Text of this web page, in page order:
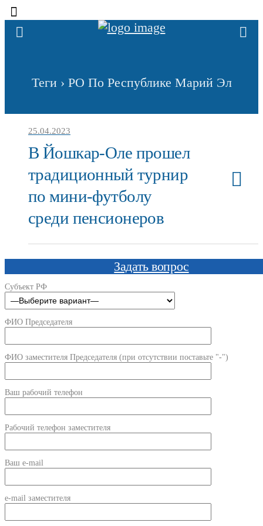
Теги › РО По Республике Марий Эл
25.04.2023
В Йошкар-Оле прошел
традиционный турнир
по мини-футболу
среди пенсионеров
Задать вопрос
Субъект РФ
ФИО Председателя
ФИО заместителя Председателя (при отсутствии поставьте "-")
Ваш рабочий телефон
Рабочий телефон заместителя
Ваш e-mail
e-mail заместителя